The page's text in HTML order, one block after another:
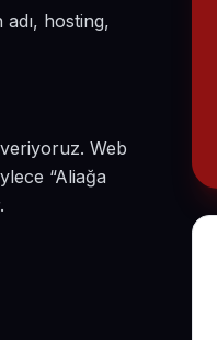
hosting,
Web
“Aliağa